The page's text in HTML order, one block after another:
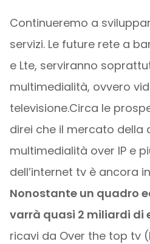
Continueremo a
servizi. Le future rete a
e Lte, serviranno
multimedialità, ovvero
televisione.Circa le
direi che il mercato della
multimedialità over IP e
dell’internet tv è ancora
Nonostante un quadro
varrà quasi 2 miliardi di
ricavi da Over the top tv